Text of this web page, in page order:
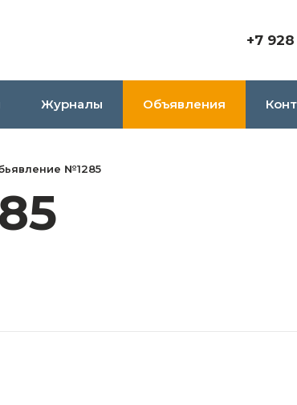
+7 928
Журналы Объявления
№1285